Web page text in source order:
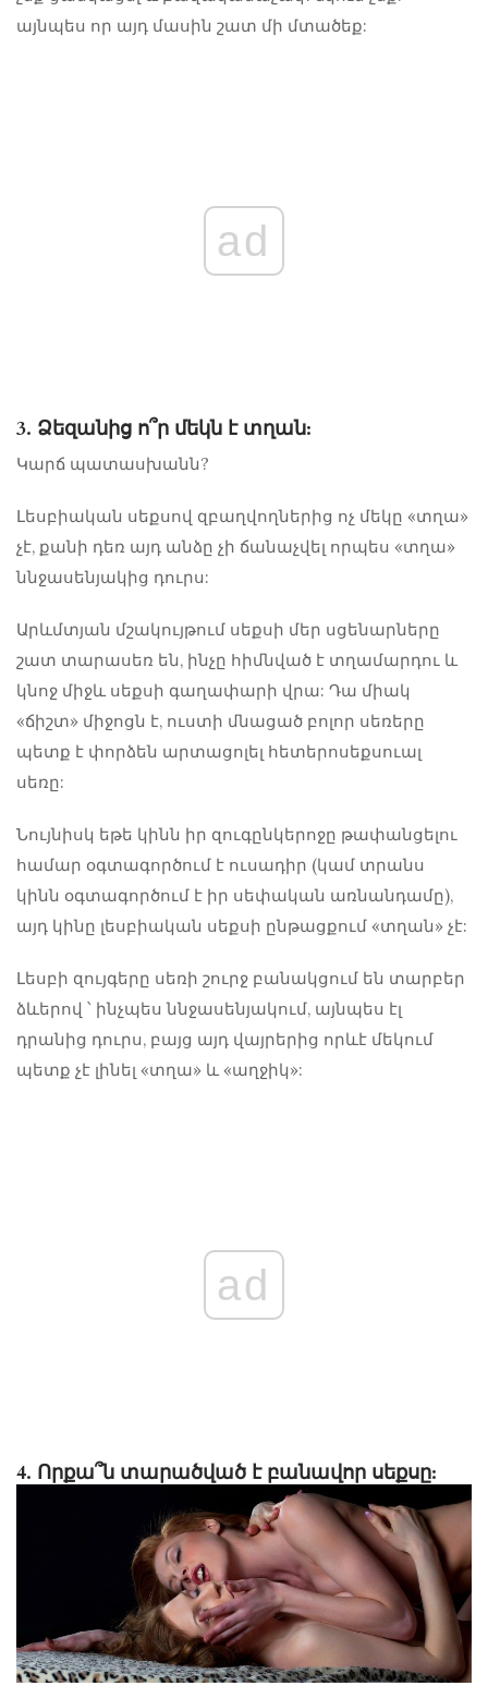
այնպես որ այդ մասին շատ մի մտածեք:
ad
3. Ձեզանից ո՞ր մեկն է տղան:
Կարճ պատասխանն?
Լեսբիական սեքսով զբաղվողներից ոչ մեկը «տղա»
չէ, քանի դեռ այդ անձը չի ճանաչվել որպես «տղա»
ննջասենյակից դուրս:
Արևմտյան մշակույթում սեքսի մեր սցենարները
շատ տարասեռ են, ինչը հիմնված է տղամարդու և
կնոջ միջև սեքսի գաղափարի վրա: Դա միակ
«ճիշտ» միջոցն է, ուստի մնացած բոլոր սեռերը
պետք է փորձեն արտացոլել հետերոսեքսուալ
սեռը:
Նույնիսկ եթե կինն իր զուգընկերոջը թափանցելու
համար օգտագործում է ուսադիր (կամ տրանս
կինն օգտագործում է իր սեփական առնանդամը),
այդ կինը լեսբիական սեքսի ընթացքում «տղան» չէ:
Լեսբի զույգերը սեռի շուրջ բանակցում են տարբեր
ձևերով ՝ ինչպես ննջասենյակում, այնպես էլ
դրանից դուրս, բայց այդ վայրերից որևէ մեկում
պետք չէ լինել «տղա» և «աղջիկ»:
ad
4. Որքա՞ն տարածված է բանավոր սեքսը: